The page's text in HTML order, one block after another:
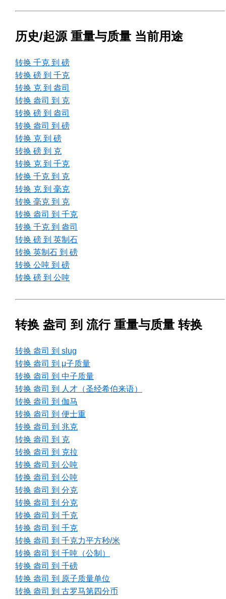
历史/起源 重量与质量 当前用途
转换 千克 到 磅
转换 磅 到 千克
转换 克 到 盎司
转换 盎司 到 克
转换 磅 到 盎司
转换 盎司 到 磅
转换 克 到 磅
转换 磅 到 克
转换 克 到 千克
转换 千克 到 克
转换 克 到 毫克
转换 毫克 到 克
转换 盎司 到 千克
转换 千克 到 盎司
转换 磅 到 英制石
转换 英制石 到 磅
转换 公吨 到 磅
转换 磅 到 公吨
转换 盎司 到 流行 重量与质量 转换
转换 盎司 到 slug
转换 盎司 到 μ子质量
转换 盎司 到 中子质量
转换 盎司 到 人才（圣经希伯来语）
转换 盎司 到 伽马
转换 盎司 到 便士重
转换 盎司 到 兆克
转换 盎司 到 克
转换 盎司 到 克拉
转换 盎司 到 公吨
转换 盎司 到 公吨
转换 盎司 到 分克
转换 盎司 到 分克
转换 盎司 到 千克
转换 盎司 到 千克
转换 盎司 到 千克力平方秒/米
转换 盎司 到 千吨（公制）
转换 盎司 到 千磅
转换 盎司 到 原子质量单位
转换 盎司 到 古罗马第四分币